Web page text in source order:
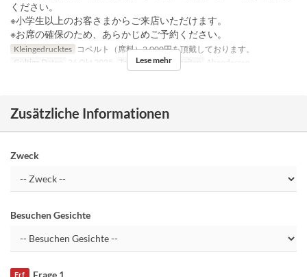
ください。
※小学生以上のお客さまからご来店いただけます。
※お席の確保のため、あらかじめご予約ください。
Kleingedrucktes
コペルト（席料）2,000円を頂戴しております。
Gültige Daten
26 Okt 2025 Tagen So Mahlzeiten Abendessen
Lese mehr
Zusätzliche Informationen
Zweck
Besuchen Gesichte
Erf